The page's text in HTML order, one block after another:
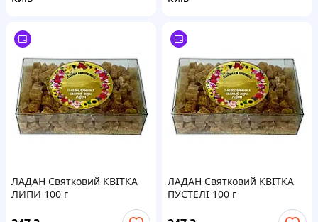
ЛАДАН Святковий КВІТКА
ЛИПИ 100 г
ЛАДАН Святковий КВІТКА
ПУСТЕЛІ 100 г